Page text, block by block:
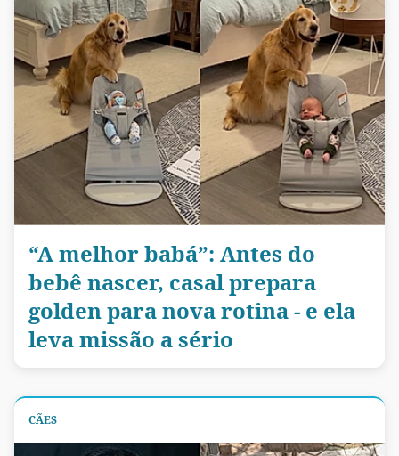
“A melhor babá”: Antes do
bebê nascer, casal prepara
golden para nova rotina - e ela
leva missão a sério
CÃES